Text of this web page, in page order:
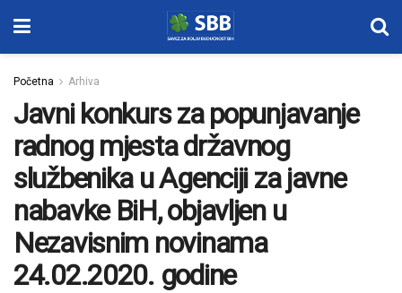
Početna Arhiva
Javni konkurs za popunjavanje
radnog mjesta državnog
službenika u Agenciji za javne
nabavke BiH, objavljen u
Nezavisnim novinama
24.02.2020. godine